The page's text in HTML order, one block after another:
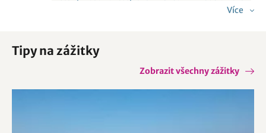
Více
Tipy na zážitky
Zobrazit všechny zážitky